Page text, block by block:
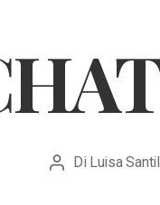
Autore
Di Luisa